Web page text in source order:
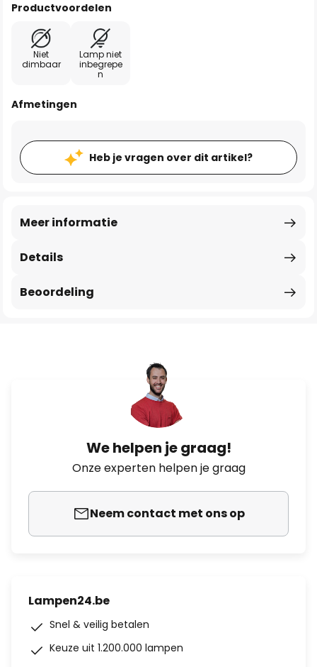
Productvoordelen
Niet
dimbaar
Lamp niet
inbegrepe
n
Afmetingen
Heb je vragen over dit artikel?
Details
Meer informatie
Beoordeling
We helpen je graag!
Onze experten helpen je graag
Neem contact met ons op
Lampen24.be
Snel & veilig betalen
Keuze uit 1.200.000 lampen